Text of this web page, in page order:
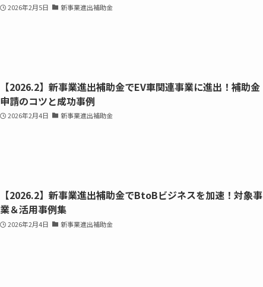
2026年2月5日 新事業進出補助金
【2026.2】新事業進出補助金でEV車関連事業に進出！補助金
申請のコツと成功事例
2026年2月4日 新事業進出補助金
【2026.2】新事業進出補助金でBtoBビジネスを加速！対象事
業＆活用事例集
2026年2月4日 新事業進出補助金